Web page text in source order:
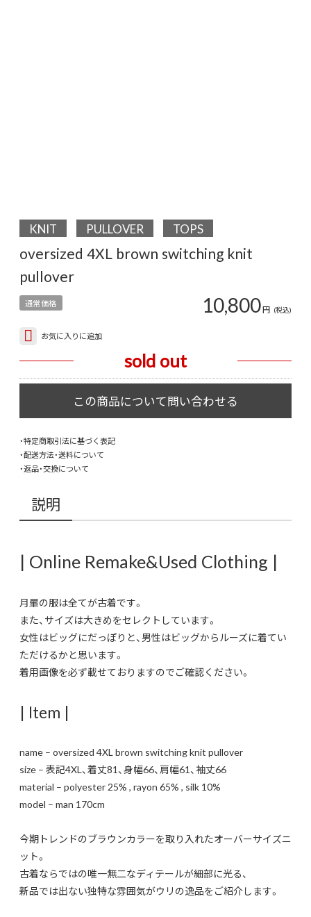
KNIT PULLOVER TOPS
oversized 4XL brown switching knit
pullover
通常価格 10,800円 (税込)
お気に入りに追加
sold out
・特定商取引法に基づく表記
・配送方法・送料について
・返品・交換について
説明
| Online Remake&Used Clothing |
月暈の服は全てが古着です。
また、サイズは大きめをセレクトしています。
女性はビッグにだっぽりと、男性はビッグからルーズに着てい
ただけるかと思います。
着用画像を必ず載せておりますのでご確認ください。
| Item |
name – oversized 4XL brown switching knit pullover
size – 表記4XL、着丈81、身幅66、肩幅61、袖丈66
material – polyester 25% , rayon 65% , silk 10%
model – man 170cm
今期トレンドのブラウンカラーを取り入れたオーバーサイズニ
ット。
古着ならではの唯一無二なディテールが細部に光る、
新品では出ない独特な雰囲気がウリの逸品をご紹介します。